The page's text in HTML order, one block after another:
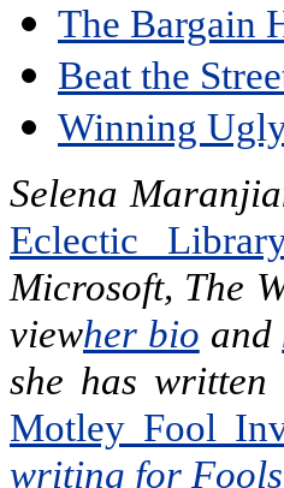
The Bargain
Beat the
Winning
Selena
Eclectic Library
Microsoft, The
viewher bio and
she has
Motley Fool
writing for Fools